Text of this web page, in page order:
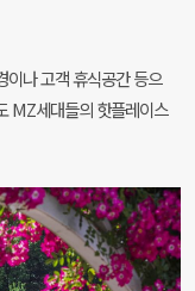
이나 고객 휴식공간 등으
MZ세대들의 핫플레이스